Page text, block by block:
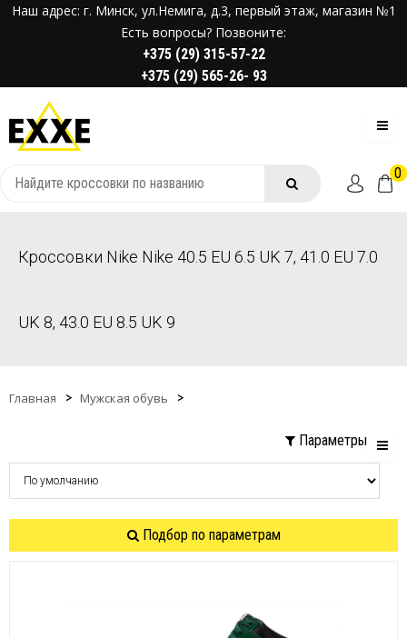
Наш адрес: г. Минск, ул.Немига, д.3, первый этаж, магазин №1
Есть вопросы? Позвоните:
+375 (29) 315-57-22
+375 (29) 565-26- 93
0
Кроссовки Nike Nike 40.5 EU 6.5 UK 7, 41.0 EU 7.0
UK 8, 43.0 EU 8.5 UK 9
Главная Мужская обувь
Параметры
Подбор по параметрам